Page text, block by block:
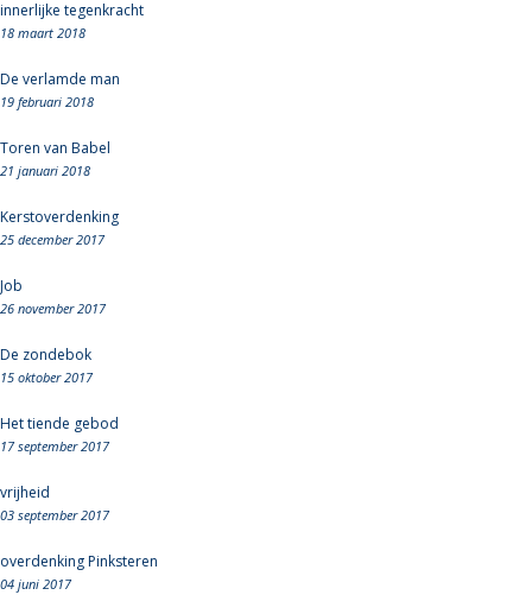
innerlijke tegenkracht
18 maart 2018
De verlamde man
19 februari 2018
Toren van Babel
21 januari 2018
Kerstoverdenking
25 december 2017
Job
26 november 2017
De zondebok
15 oktober 2017
Het tiende gebod
17 september 2017
vrijheid
03 september 2017
overdenking Pinksteren
04 juni 2017